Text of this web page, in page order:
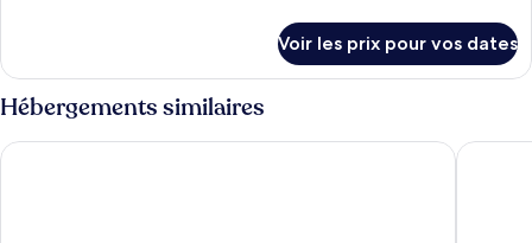
chambre :
Superior
Room
le
type
de
chambre
Superior
Voir les prix pour vos dates
Hébergements similaires
Smilingface Guesthouse